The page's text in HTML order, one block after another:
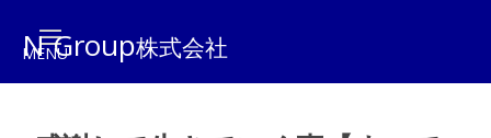
N Group株式会社